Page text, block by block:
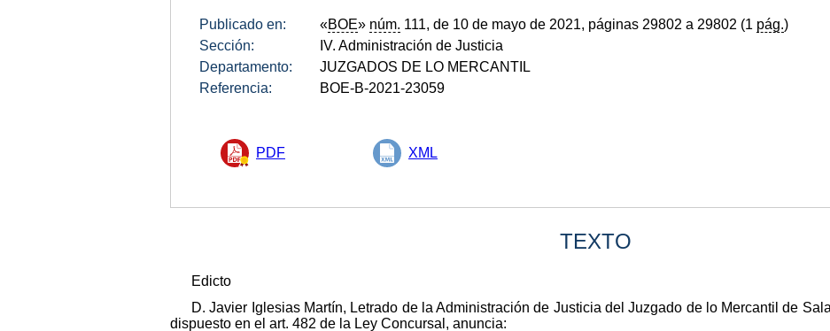
Publicado en: «BOE» núm. 111, de 10 de mayo de 2021, páginas 29802 a 29802 (1 pág.)
Sección:
IV. Administración de Justicia
Departamento:
JUZGADOS DE LO MERCANTIL
Referencia:
BOE-B-2021-23059
PDF XML
TEXTO
Edicto
D. Javier Iglesias Martín, Letrado de la Administración de Justicia del Juzgado de lo Mercantil de
dispuesto en el art. 482 de la Ley Concursal, anuncia: